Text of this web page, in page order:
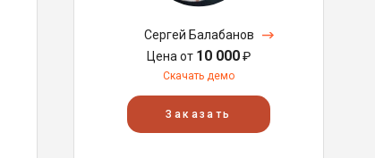
Сергей Балабанов
Цена от 10 000₽
Скачать демо
Заказать